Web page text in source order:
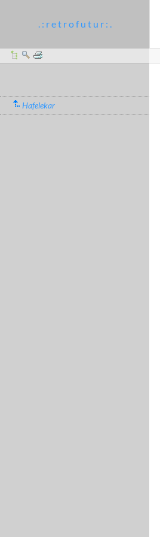
. : r e t r o f u t u r : .
Hafelekar